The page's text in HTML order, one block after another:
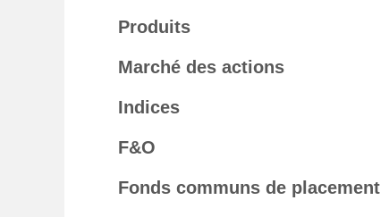
Produits
Marché des actions
Indices
F&O
Fonds communs de placement